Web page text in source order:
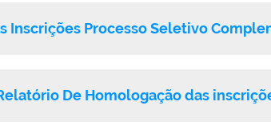
Inscrições Processo Seletivo
De Homologação das